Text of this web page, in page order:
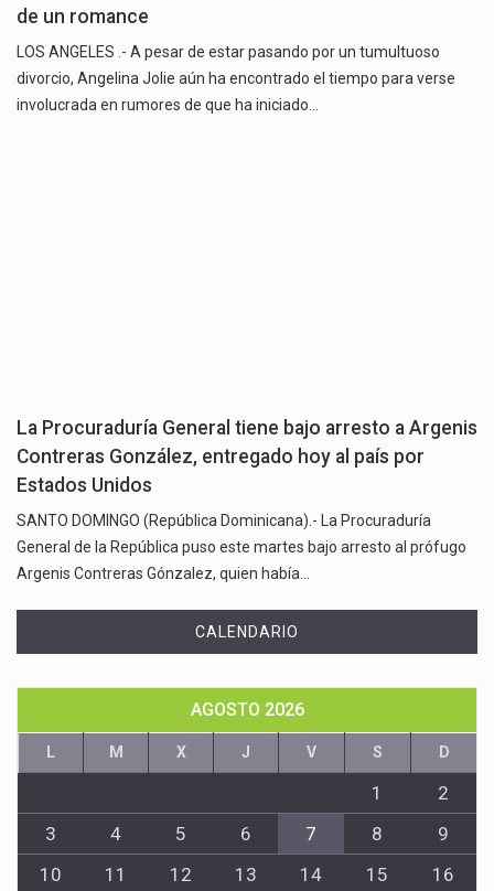
de un romance
LOS ANGELES .- A pesar de estar pasando por un tumultuoso
divorcio, Angelina Jolie aún ha encontrado el tiempo para verse
involucrada en rumores de que ha iniciado…
La Procuraduría General tiene bajo arresto a Argenis
Contreras González, entregado hoy al país por
Estados Unidos
SANTO DOMINGO (República Dominicana).- La Procuraduría
General de la República puso este martes bajo arresto al prófugo
Argenis Contreras Gónzalez, quien había…
CALENDARIO
AGOSTO 2026
L M X J V S D
1
2
3
4 5 6 7 8
9
10
11 12 13 14 15 16